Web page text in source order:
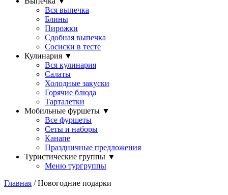
Вся выпечка
Блины
Пирожки
Сдобная выпечка
Сосиски в тесте
Кулинария ▼
Вся кулинария
Салаты
Холодные закуски
Горячие блюда
Тарталетки
Мобильные фуршеты ▼
Все фуршеты
Сеты и наборы
Канапе
Праздничные предложения
Туристические группы ▼
Меню тургруппы
Главная / Новогодние подарки